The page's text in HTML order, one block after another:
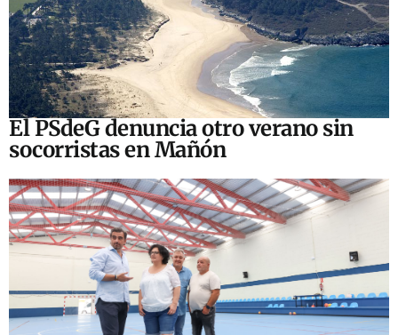
El PSdeG denuncia otro verano sin
socorristas en Mañón